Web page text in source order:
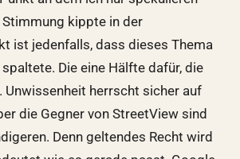
Stimmung kippte in der
ist jedenfalls, dass dieses Thema
Die eine Hälfte dafür, die
Unwissenheit herrscht sicher auf
die Gegner von StreetView sind
Denn geltendes Recht wird